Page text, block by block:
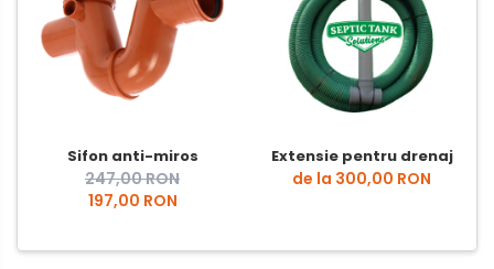
Sifon anti-miros
247,00 RON
197,00 RON
Extensie pentru drenaj
de la 300,00 RON